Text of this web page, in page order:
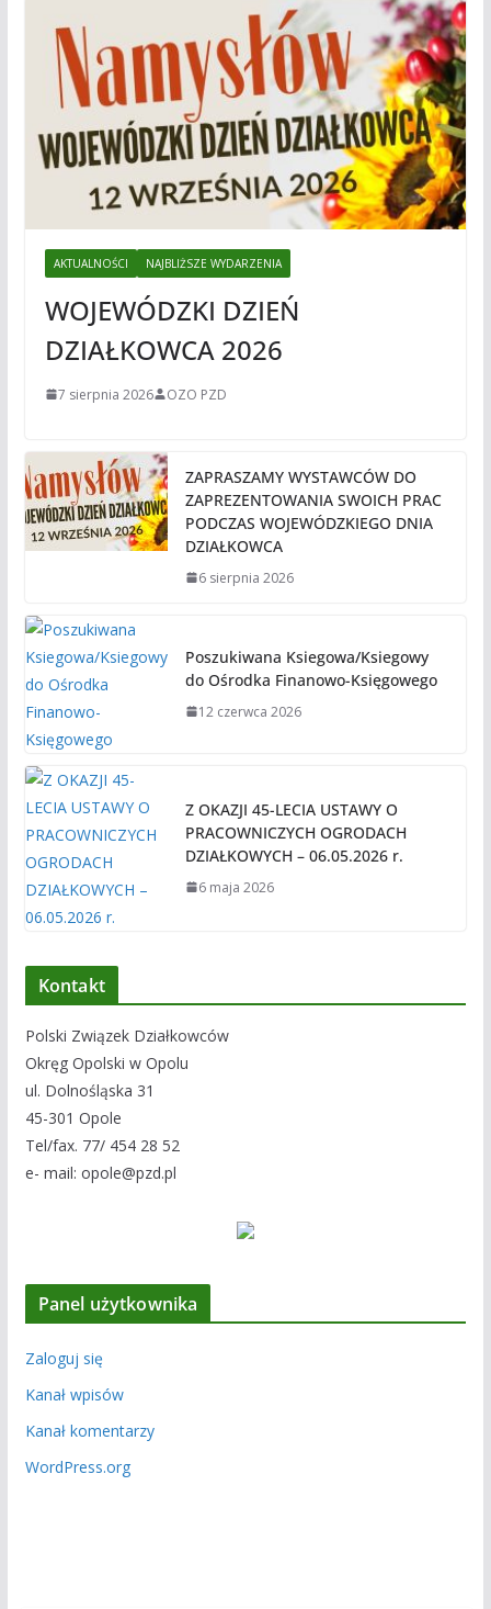
AKTUALNOŚCI NAJBLIŻSZE WYDARZENIA
WOJEWÓDZKI DZIEŃ
DZIAŁKOWCA 2026
7 sierpnia 2026 OZO PZD
ZAPRASZAMY WYSTAWCÓW DO
ZAPREZENTOWANIA SWOICH PRAC
PODCZAS WOJEWÓDZKIEGO DNIA
DZIAŁKOWCA
6 sierpnia 2026
Poszukiwana Ksiegowa/Ksiegowy
do Ośrodka Finanowo-Księgowego
12 czerwca 2026
Z OKAZJI 45-LECIA USTAWY O
PRACOWNICZYCH OGRODACH
DZIAŁKOWYCH – 06.05.2026 r.
6 maja 2026
Kontakt
Polski Związek Działkowców
Okręg Opolski w Opolu
ul. Dolnośląska 31
45-301 Opole
Tel/fax. 77/ 454 28 52
e- mail: opole@pzd.pl
Panel użytkownika
Zaloguj się
Kanał wpisów
Kanał komentarzy
WordPress.org